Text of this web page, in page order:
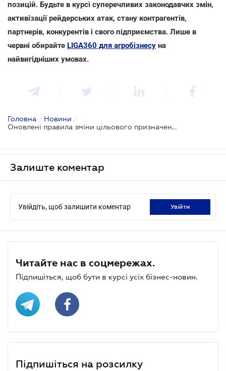
позицій. Будьте в курсі суперечливих законодавчих змін,
активізації рейдерських атак, стану контрагентів,
партнерів, конкурентів і свого підприємства. Лише в
червні обирайте LIGA360 для агробізнесу на
найвигідніших умовах.
Головна / Новини /
Оновлені правила зміни цільового призначення землі
Залиште коментар
Увійдіть, щоб залишити коментар увійти
Читайте нас в соцмережах.
Підпишіться, щоб бути в курсі усіх бізнес-новин.
Підпишіться на розсилку